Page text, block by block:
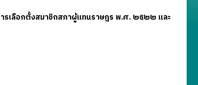
ารเลือกตั้งสมาชิกสภาผู้แทนราษฎร พ.ศ. ๒๕๒๒ และ